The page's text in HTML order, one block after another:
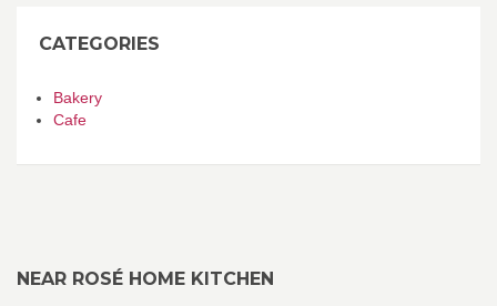
CATEGORIES
Bakery
Cafe
NEAR ROSÉ HOME KITCHEN